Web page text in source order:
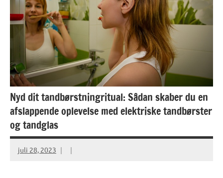
Nyd dit tandbørstningritual: Sådan skaber du en
afslappende oplevelse med elektriske tandbørster
og tandglas
juli 28, 2023